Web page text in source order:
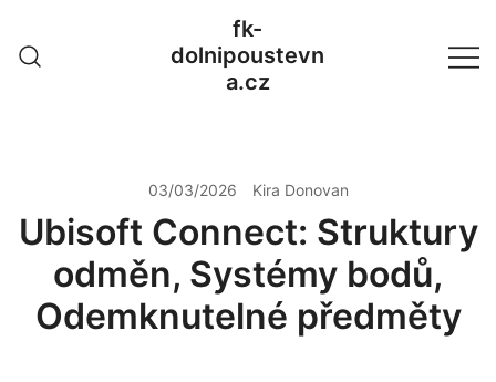
content
fk-
dolnipoustevn
a.cz
03/03/2026 Kira Donovan
Ubisoft Connect: Struktury
odměn, Systémy bodů,
Odemknutelné předměty